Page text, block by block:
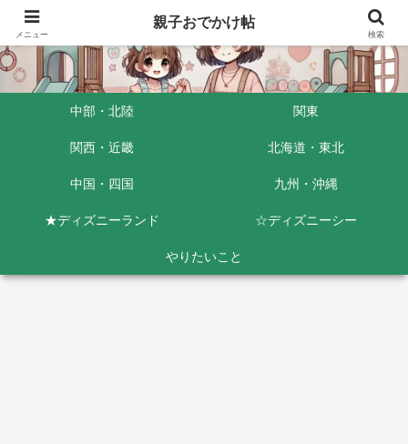
中部・北陸 関東
関西・近畿 北海道・東北
中国・四国 九州・沖縄
★ディズニーランド ☆ディズニーシー
やりたいこと
メニュー
親子おでかけ帖
検索